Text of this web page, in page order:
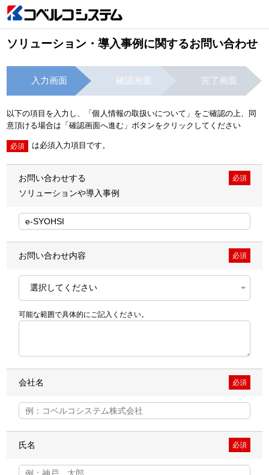
ソリューション・導入事例に関するお問い合わせ
入力画面 確認画面 完了画面
以下の項目を入力し、「個人情報の取扱いについて」をご確認の上、同
意頂ける場合は「確認画面へ進む」ボタンをクリックしてください
必須 は必須入力項目です。
必須
お問い合わせする
ソリューションや導入事例
必須
お問い合わせ内容
可能な範囲で具体的にご記入ください。
必須
会社名
必須
氏名